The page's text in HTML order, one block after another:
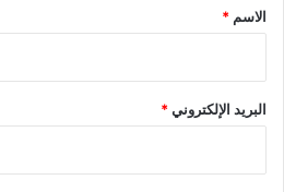
*
الاسم *
البريد الإلكتروني*